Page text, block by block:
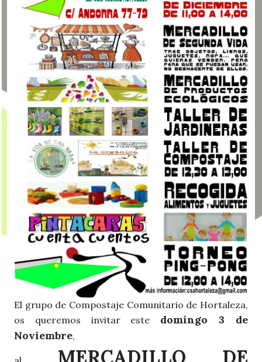
El grupo de Compostaje Comunitario de Hortaleza,
os queremos invitar este domingo 3 de
Noviembre,
MERCADILLO DE